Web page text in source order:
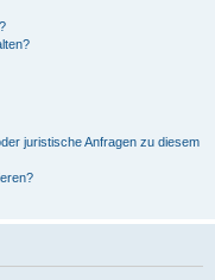
juristische Anfragen zu diesem